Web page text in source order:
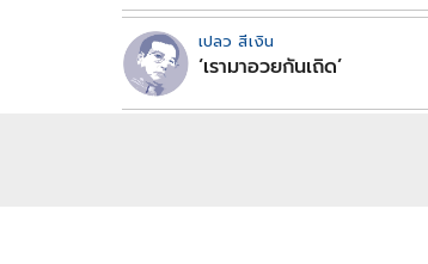
เปลว สีเงิน
‘เรามาอวยกันเถิด’